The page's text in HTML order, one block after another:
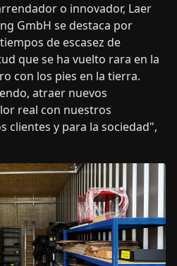
o innovador, Laer
GmbH se destaca por
de escasez de
que se ha vuelto rara en la
con los pies en la tierra.
atraer nuevos
real con nuestros
clientes y para la sociedad",